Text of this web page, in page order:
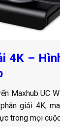
4K –
Maxhub UC
giải 4K,
trong mọi